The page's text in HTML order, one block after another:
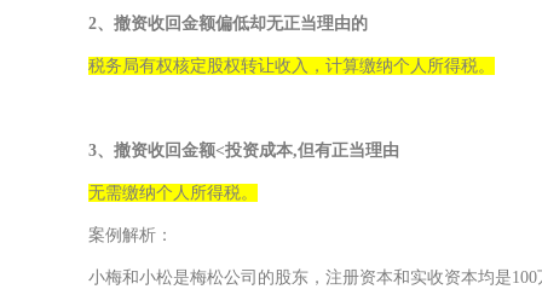
2、撤资收回金额偏低却无正当理由的
税务局有权核定股权转让收入，计算缴纳个人所得税。
3、撤资收回金额<投资成本,但有正当理由
无需缴纳个人所得税。
案例解析：
小梅和小松是梅松公司的股东，注册资本和实收资本均是